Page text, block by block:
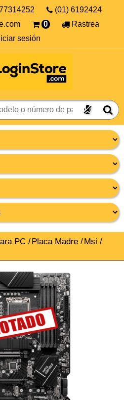
(01) 6192424
0
Rastrea
sesión
PC /Placa Madre /Msi /